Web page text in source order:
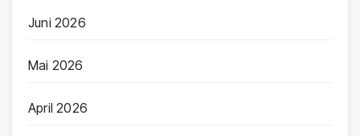
Juni 2026
Mai 2026
April 2026